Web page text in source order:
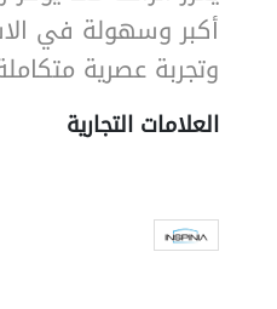
أكبر وسهولة في
وتجربة عصرية
العلامات التجارية